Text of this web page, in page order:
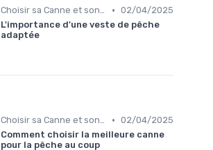
Choisir sa Canne et son Équipement • 02/04/2025
L'importance d'une veste de pêche
adaptée
Choisir sa Canne et son Équipement • 02/04/2025
Comment choisir la meilleure canne
pour la pêche au coup